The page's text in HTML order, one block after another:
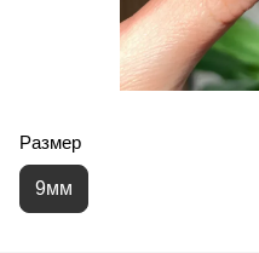
Размер
9мм